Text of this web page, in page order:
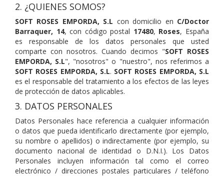
2. ¿QUIENES SOMOS?
SOFT ROSES EMPORDA, S.L con domicilio en C/Doctor
Barraquer, 14, con código postal 17480, Roses, España
es responsable de los datos personales que usted
comparte con nosotros. Cuando decimos "SOFT ROSES
EMPORDA, S.L", "nosotros" o "nuestro", nos referimos a
SOFT ROSES EMPORDA, S.L. SOFT ROSES EMPORDA, S.L
es el responsable del tratamiento a los efectos de las leyes
de protección de datos aplicables.
3. DATOS PERSONALES
Datos Personales hace referencia a cualquier información
o datos que pueda identificarlo directamente (por ejemplo,
su nombre o apellidos) o indirectamente (por ejemplo, su
documento nacional de identidad o D.N.I.). Los Datos
Personales incluyen información tal como el correo
electrónico / direcciones postales particulares / teléfono